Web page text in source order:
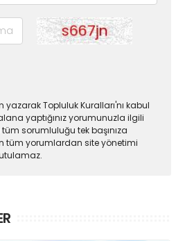
yazarak Topluluk Kuralları'nı kabul
yaptığınız yorumunuzla ilgili
sorumluluğu tek başınıza
tüm yorumlardan site yönetimi